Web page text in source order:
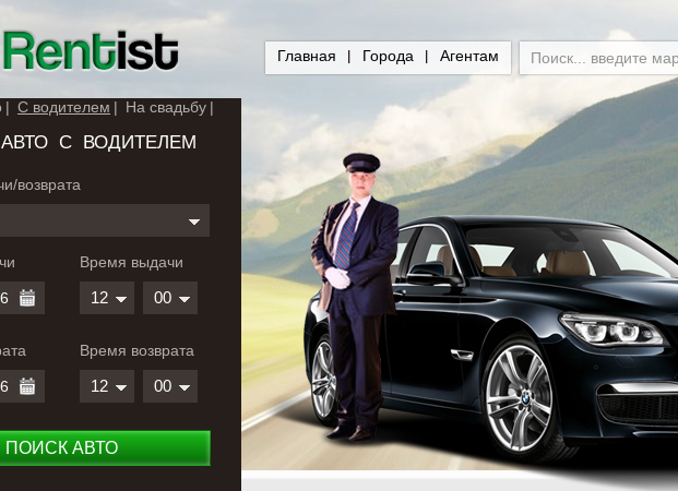
Главная Города Агентам
С водителем На свадьбу
АВТО С ВОДИТЕЛЕМ
возврата
Время выдачи
12 00
Время возврата
12 00
ПОИСК АВТО